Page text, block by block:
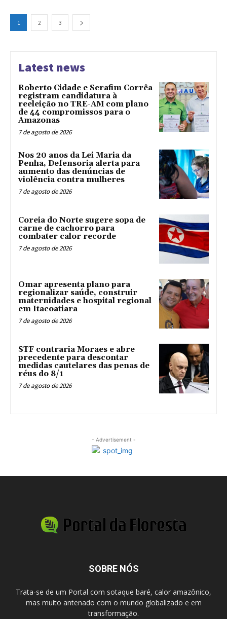
1 2 3
Latest news
Roberto Cidade e Serafim Corrêa
registram candidatura à
reeleição no TRE-AM com plano
de 44 compromissos para o
Amazonas
7 de agosto de 2026
Nos 20 anos da Lei Maria da
Penha, Defensoria alerta para
aumento das denúncias de
violência contra mulheres
7 de agosto de 2026
Coreia do Norte sugere sopa de
carne de cachorro para
combater calor recorde
7 de agosto de 2026
Omar apresenta plano para
regionalizar saúde, construir
maternidades e hospital regional
em Itacoatiara
7 de agosto de 2026
STF contraria Moraes e abre
precedente para descontar
medidas cautelares das penas de
réus do 8/1
7 de agosto de 2026
- Advertisement -
SOBRE NÓS
Trata-se de um Portal com sotaque baré, calor amazônico,
mas muito antenado com o mundo globalizado e em
transformação.